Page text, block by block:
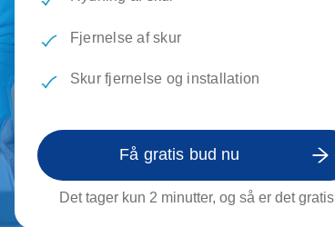
Transport af genstande
VVS
Fjernelse af skur
Skur fjernelse og installation
Få gratis bud nu
Det tager kun 2 minutter, og så er det gratis